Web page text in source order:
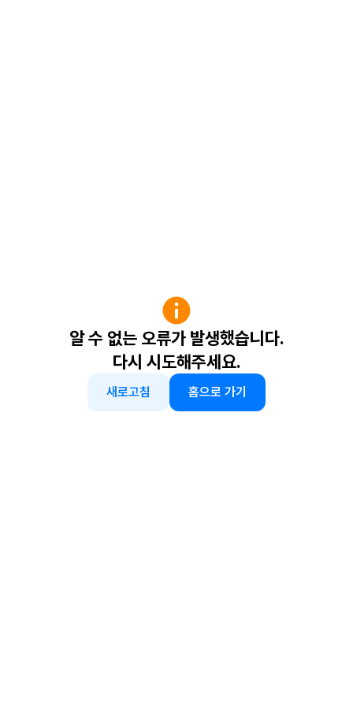
알 수 없는 오류가 발생했습니다.
다시 시도해주세요.
새로고침 홈으로 가기